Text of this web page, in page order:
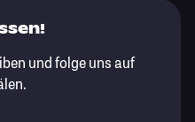
und folge uns auf